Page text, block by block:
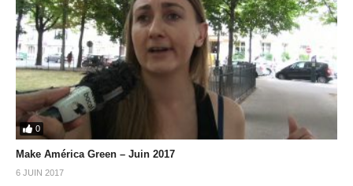
0
Make América Green – Juin 2017
6 JUIN 2017